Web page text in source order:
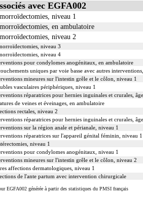
avec EGFA002
niveau 1
en ambulatoire
niveau 2
niveau 3
niveau 4
pour condylomes anogénitaux, en ambulatoire
uniques par voie basse avec autres
mineures sur l'intestin grêle et le côlon, niveau 1
vasculaires périphériques, niveau 1
réparatrices pour hernies inguinales et crurales,
de veines et éveinages, en ambulatoire
rectales, niveau 2
réparatrices pour hernies inguinales et crurales,
sur la région anale et périanale, niveau 1
réparatrices sur l'appareil génital féminin, niveau 1
niveau 1
pour condylomes anogénitaux, niveau 1
mineures sur l'intestin grêle et le côlon, niveau 2
affections dermatologiques, niveau 1
de l'ante partum avec intervention chirurgicale
EGFA002 générée à partir des statistiques du PMSI français